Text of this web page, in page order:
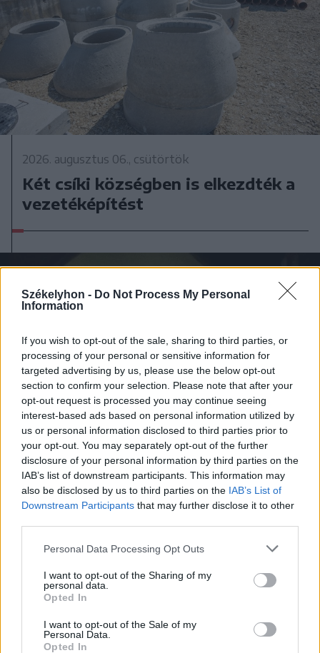
Székelyhon - Do Not Process My Personal
Information
If you wish to opt-out of the sale, sharing to third parties, or
processing of your personal or sensitive information for
targeted advertising by us, please use the below opt-out
section to confirm your selection. Please note that after your
opt-out request is processed you may continue seeing
interest-based ads based on personal information utilized by
us or personal information disclosed to third parties prior to
your opt-out. You may separately opt-out of the further
disclosure of your personal information by third parties on the
IAB’s list of downstream participants. This information may
also be disclosed by us to third parties on the IAB’s List of
Downstream Participants that may further disclose it to other
Personal Data Processing Opt Outs
I want to opt-out of the Sharing of my
personal data.
Opted In
I want to opt-out of the Sale of my
Personal Data.
Opted In
2026. augusztus 06., csütörtök
Két csíki községben is elkezdték a
vezetéképítést
2026. augusztus 05., szerda
Jogosítvány nélkül, ittasan hajtott